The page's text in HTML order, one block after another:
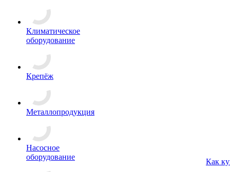
Климатическое
оборудование
Крепёж
Металлопродукция
Насосное
оборудование
Как